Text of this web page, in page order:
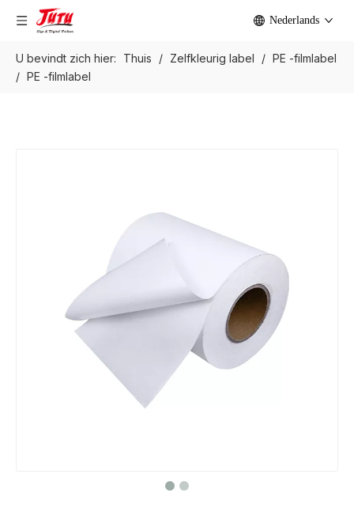
Nederlands
U bevindt zich hier: Thuis / Zelfkleurig label / PE -filmlabel
/ PE -filmlabel